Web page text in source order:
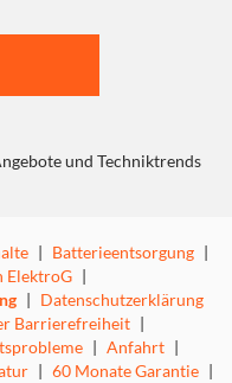
und Techniktrends
| Batterieentsorgung |
ElektroG |
| Datenschutzerklärung
Barrierefreiheit |
| Anfahrt |
| 60 Monate Garantie |